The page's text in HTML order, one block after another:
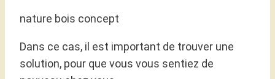
nature bois concept
Dans ce cas, il est important de trouver une
solution, pour que vous vous sentiez de